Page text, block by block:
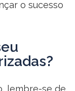
o sucesso
lembre-se de